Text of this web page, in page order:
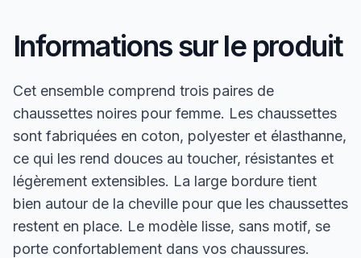
Informations sur le produit
Cet ensemble comprend trois paires de
chaussettes noires pour femme. Les chaussettes
sont fabriquées en coton, polyester et élasthanne,
ce qui les rend douces au toucher, résistantes et
légèrement extensibles. La large bordure tient
bien autour de la cheville pour que les chaussettes
restent en place. Le modèle lisse, sans motif, se
porte confortablement dans vos chaussures.